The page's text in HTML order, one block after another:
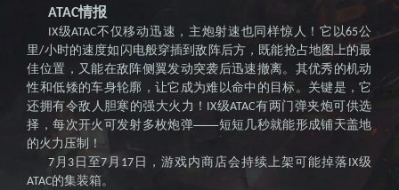
ATAC情报
IX级ATAC不仅移动迅速，主炮射速也同样惊人！它以65公
里/小时的速度如闪电般穿插到敌阵后方，既能抢占地图上的最
佳位置，又能在敌阵侧翼发动突袭后迅速撤离。其优秀的机动
性和低矮的车身轮廓，让它成为难以命中的目标。关键是，它
还拥有令敌人胆寒的强大火力！ IX级ATAC有两门弹夹炮可供选
择，每次开火可发射多枚炮弹——短短几秒就能形成铺天盖地
的火力压制！
7 月3 日至7 月 17 日，游戏内商店会持续上架可能掉落 IX级
ATAC的集装箱。